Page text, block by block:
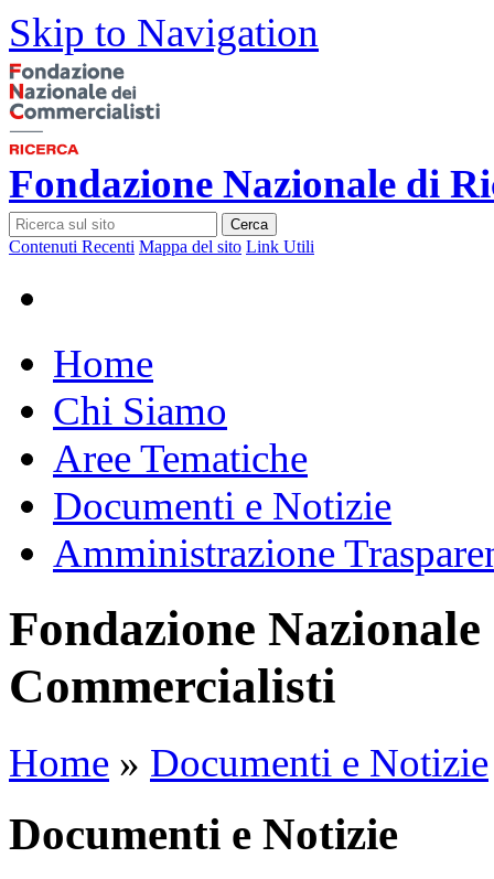
Skip to Navigation
Fondazione Nazionale di
Cerca
Contenuti Recenti Mappa del sito Link Utili
Home
Chi Siamo
Aree Tematiche
Documenti e Notizie
Amministrazione
Fondazione
Commercialisti
Home » Documenti e Notizie
Documenti e Notizie